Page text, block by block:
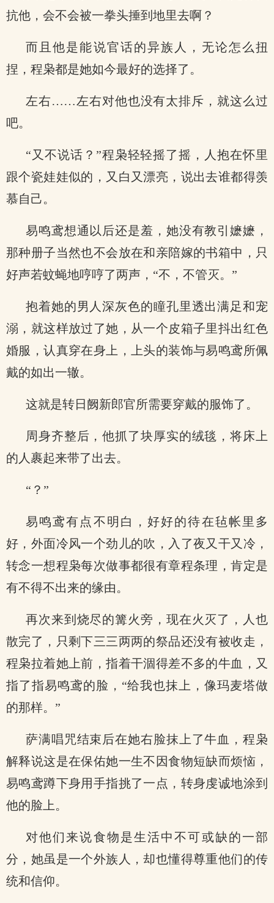
抗他，会不会被一拳头捶到地里去啊？
而且他是能说官话的异族人，无论怎么扭
捏，程枭都是她如今最好的选择了。
左右……左右对他也没有太排斥，就这么过
吧。
“又不说话？”程枭轻轻摇了摇，人抱在怀里
跟个瓷娃娃似的，又白又漂亮，说出去谁都得羡
慕自己。
易鸣鸢想通以后还是羞，她没有教引嬷嬷，
那种册子当然也不会放在和亲陪嫁的书箱中，只
好声若蚊蝇地哼哼了两声，“不，不管灭。”
抱着她的男人深灰色的瞳孔里透出满足和宠
溺，就这样放过了她，从一个皮箱子里抖出红色
婚服，认真穿在身上，上头的装饰与易鸣鸢所佩
戴的如出一辙。
这就是转日阙新郎官所需要穿戴的服饰了。
周身齐整后，他抓了块厚实的绒毯，将床上
的人裹起来带了出去。
“？”
易鸣鸢有点不明白，好好的待在毡帐里多
好，外面冷风一个劲儿的吹，入了夜又干又冷，
转念一想程枭每次做事都很有章程条理，肯定是
有不得不出来的缘由。
再次来到烧尽的篝火旁，现在火灭了，人也
散完了，只剩下三三两两的祭品还没有被收走，
程枭拉着她上前，指着干涸得差不多的牛血，又
指了指易鸣鸢的脸，“给我也抹上，像玛麦塔做
的那样。”
萨满唱咒结束后在她右脸抹上了牛血，程枭
解释说这是在保佑她一生不因食物短缺而烦恼，
易鸣鸢蹲下身用手指挑了一点，转身虔诚地涂到
他的脸上。
对他们来说食物是生活中不可或缺的一部
分，她虽是一个外族人，却也懂得尊重他们的传
统和信仰。